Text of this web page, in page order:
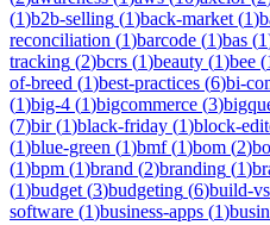
(1)b2b-selling (1)back-market (1)
reconciliation (1)barcode (1)bas (1
tracking (2)bcrs (1)beauty (1)bee (
of-breed (1)best-practices (6)bi-
(1)big-4 (1)bigcommerce (3)
(7)bir(1)black-friday (1)block-
(1)blue-green (1)bmf(1)bom (2)
(1)bpm (1)brand (2)branding (1)
(1)budget (3)budgeting (6)build-
software (1)business-apps (1)